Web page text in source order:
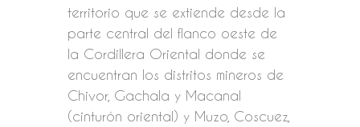
territorio que se extiende desde la
parte central del flanco oeste de
la Cordillera Oriental donde se
encuentran los distritos mineros de
Chivor, Gachala y Macanal
(cinturón oriental) y Muzo, Coscuez,